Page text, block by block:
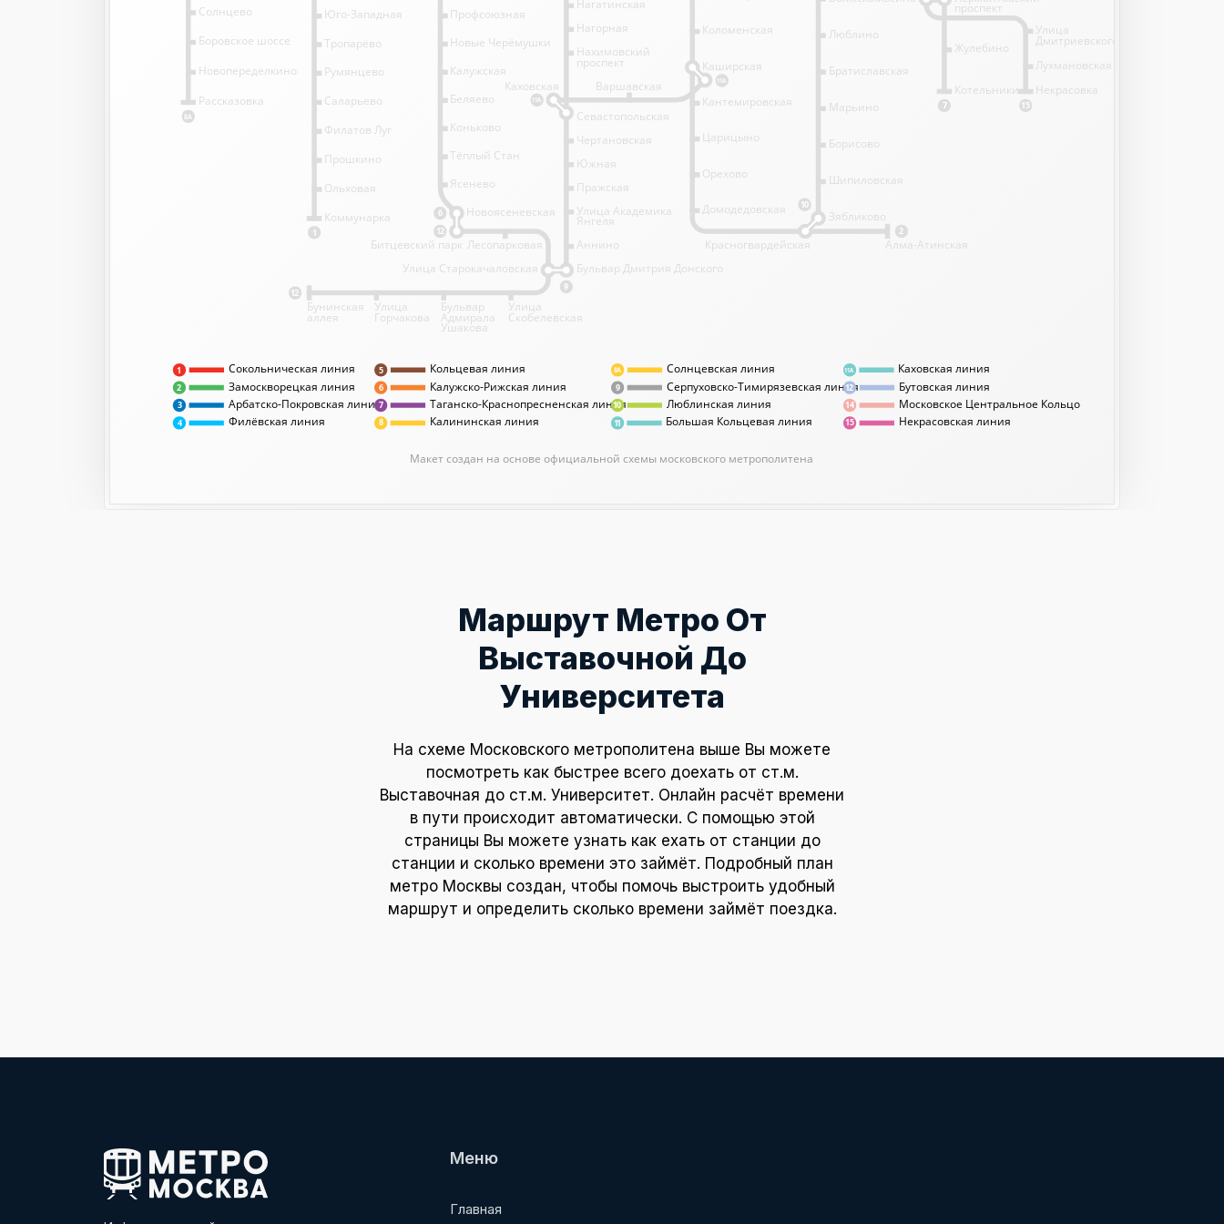
Сокольническая линия
Замоскворецкая линия
Арбатско-Покровская линия
Филёвская линия
Кольцевая линия
Калужско-Рижская линия
Таганско-Краснопресненская линия
Калининская линия
Солнцевская линия
Серпуховско-Тимирязевская линия
Люблинская линия
Каховская линия
Бутовская линия
Московское Центральное Кольцо
Макет создан на основе официальной схемы московского метрополитена
2
3
11А
Большая Кольцевая линия
8
9
10
7
6 12
8А
11
14
5
4
1
15 Некрасовская линия
7
2
10
11А
11А
9
6
12
12
1
8А
15
Профсоюзная
Новые Черёмушки
Калужская
Беляево
Коньково
Тёплый Стан
Ясенево
Новоясеневская
Нагатинская
Нагорная
Нахимовский
проспект
Севастопольская
Чертановская
Южная
Пражская
Улица Академика
Янгеля
проспект
Жулебино
Котельники
Люблино
Братиславская
Марьино
Борисово
Шипиловская
Зябликово
Коломенская
Каширская
Кантемировская
Царицыно
Орехово
Домодедовская
Красногвардейская Алма-Атинская
Аннино
Бульвар Дмитрия Донского
Саларьево
Румянцево
Тропарёво
Юго-Западная
Варшавская
Битцевский парк Лесопарковая
Улица Старокачаловская
Улица
Скобелевская
Бульвар
Адмирала
Ушакова
Улица
Горчакова
Бунинская
аллея
Каховская
Рассказовка
Новопеределкино
Боровское шоссе
Солнцево
Улица
Дмитриевского
Лухмановская
Некрасовка
Филатов Луг
Прошкино
Ольховая
Коммунарка
Маршрут Метро От
Выставочной До
Университета
На схеме Московского метрополитена выше Вы можете
посмотреть как быстрее всего доехать от ст.м.
Выставочная до ст.м. Университет. Онлайн расчёт времени
в пути происходит автоматически. С помощью этой
страницы Вы можете узнать как ехать от станции до
станции и сколько времени это займёт. Подробный план
метро Москвы создан, чтобы помочь выстроить удобный
маршрут и определить сколько времени займёт поездка.
Меню
Главная